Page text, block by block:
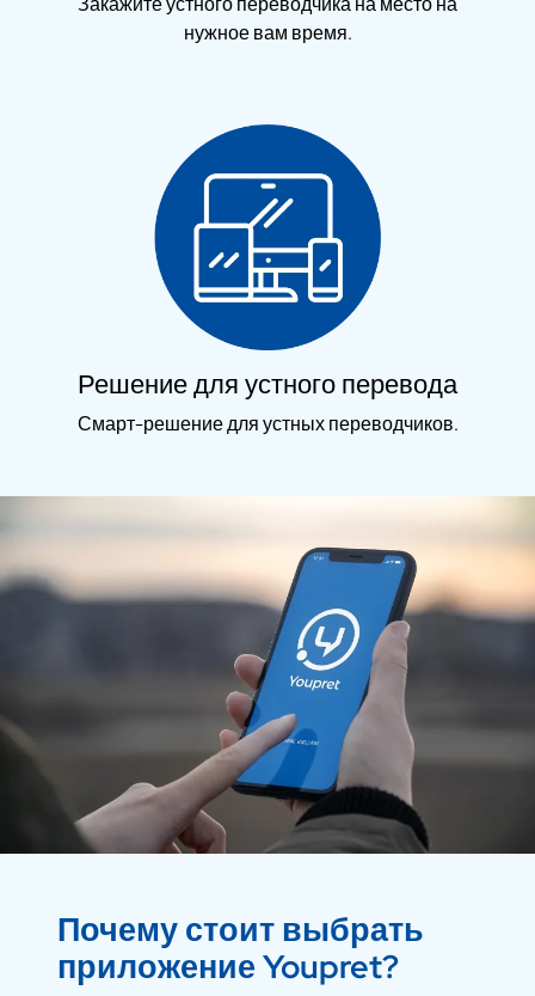
нужное вам время.
Решение для устного перевода
Смарт-решение для устных переводчиков.
Почему стоит выбрать
приложение Youpret?